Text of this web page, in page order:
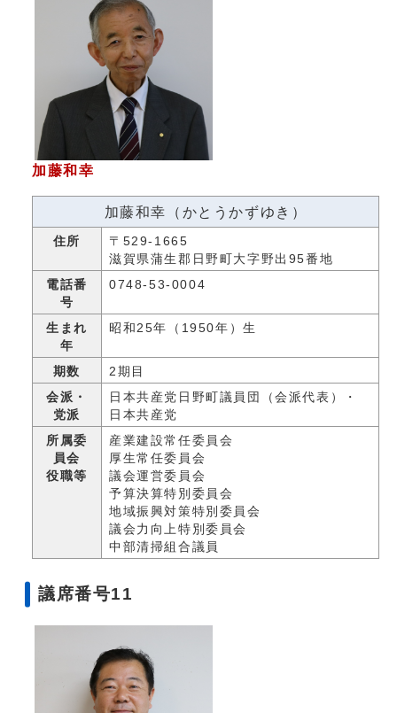
加藤和幸
加藤和幸（かとうかずゆき）
住所
〒529-1665
滋賀県蒲生郡日野町大字野出95番地
電話番
号
0748-53-0004
生まれ
年
昭和25年（1950年）生
期数
2期目
会派・
党派
日本共産党日野町議員団（会派代表）・
日本共産党
所属委
員会
役職等
産業建設常任委員会
厚生常任委員会
議会運営委員会
予算決算特別委員会
地域振興対策特別委員会
議会力向上特別委員会
中部清掃組合議員
議席番号11